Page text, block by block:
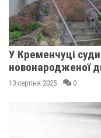
У Кременчуці
новонародженої
13 серпня 2025 0